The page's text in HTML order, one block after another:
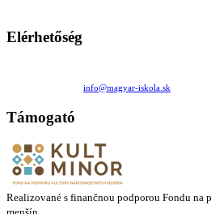
Elérhetőség
info@magyar-iskola.sk
Támogató
Realizované s finančnou podporou Fondu na